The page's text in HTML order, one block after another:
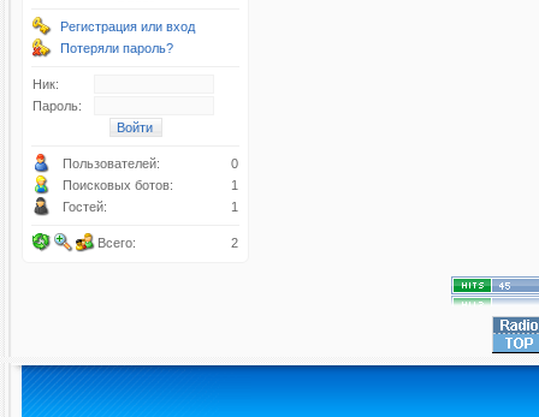
Регистрация или вход
Потеряли пароль?
Ник:
Пароль:
Пользователей:
0
Поисковых ботов:
1
Гостей:
1
Всего: 2